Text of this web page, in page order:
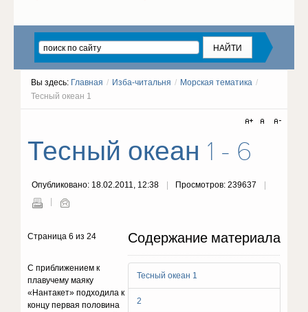
Вы здесь: Главная / Изба-читальня / Морская тематика /
Тесный океан 1
Тесный океан 1 - 6
Опубликовано: 18.02.2011, 12:38 Просмотров: 239637
Содержание материала
Тесный океан 1
2
Страница 6 из 24
С приближением к
плавучему маяку
«Нантакет» подходила к
концу первая половина